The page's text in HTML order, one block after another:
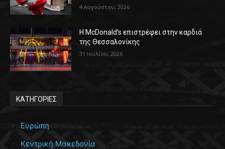
4 Αυγούστου, 2026
Η McDonald’s επιστρέφει στην καρδιά
της Θεσσαλονίκης
31 Ιουλίου, 2026
ΚΑΤΗΓΟΡΙΕΣ
Ευρώπη
Κεντρική Μακεδονία